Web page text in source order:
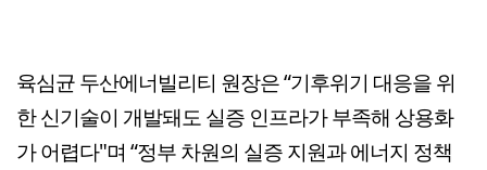
육심균 두산에너빌리티 원장은 “기후위기 대응을 위
한 신기술이 개발돼도 실증 인프라가 부족해 상용화
가 어렵다"며 “정부 차원의 실증 지원과 에너지 정책